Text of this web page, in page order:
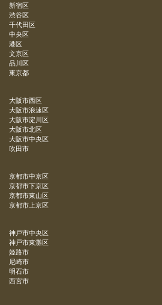
新宿区
渋谷区
千代田区
中央区
港区
文京区
品川区
東京都
大阪市西区
大阪市浪速区
大阪市淀川区
大阪市北区
大阪市中央区
吹田市
京都市中京区
京都市下京区
京都市東山区
京都市上京区
神戸市中央区
神戸市東灘区
姫路市
尼崎市
明石市
西宮市